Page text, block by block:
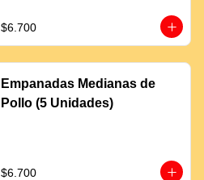
$6.700
Empanadas Medianas de
Pollo (5 Unidades)
$6.700